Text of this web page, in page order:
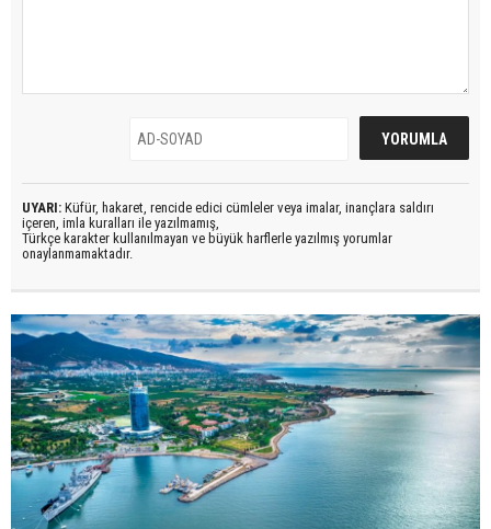
UYARI: Küfür, hakaret, rencide edici cümleler veya imalar, inançlara saldırı
içeren, imla kuralları ile yazılmamış,
Türkçe karakter kullanılmayan ve büyük harflerle yazılmış yorumlar
onaylanmamaktadır.